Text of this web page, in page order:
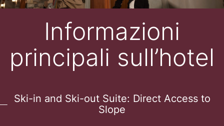
Informazioni
principali sull’hotel
Ski-in and Ski-out Suite: Direct Access to
Slope